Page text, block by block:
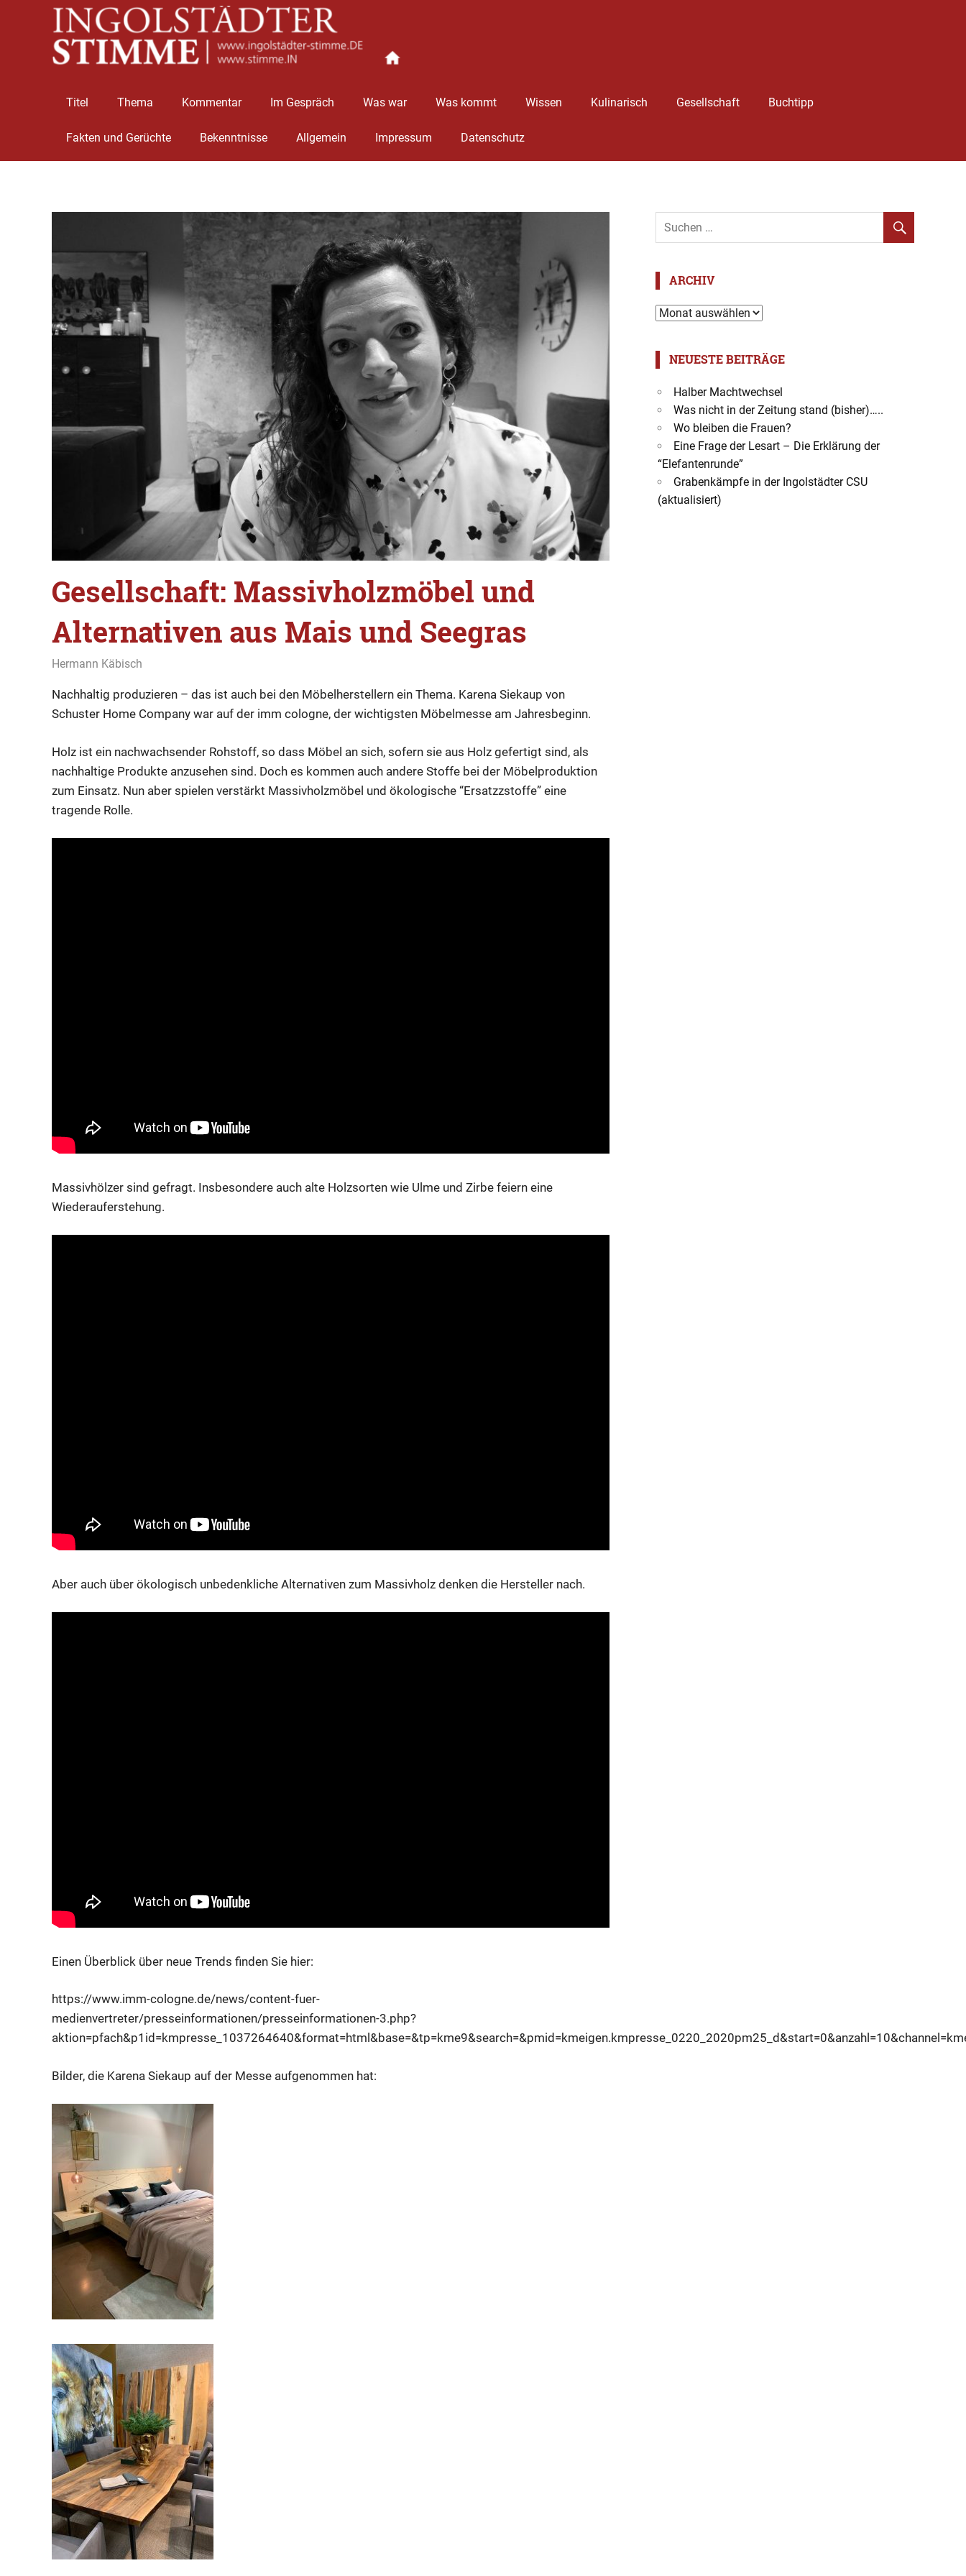
Titel Thema Kommentar Im Gespräch Was war Was kommt Wissen Kulinarisch Gesellschaft Buchtipp
Fakten und Gerüchte Bekenntnisse Allgemein Impressum Datenschutz
Gesellschaft: Massivholzmöbel und
Alternativen aus Mais und Seegras
26. Januar 2020
Hermann Käbisch
Nachhaltig produzieren – das ist auch bei den Möbelherstellern ein Thema. Karena Siekaup von
Schuster Home Company war auf der imm cologne, der wichtigsten Möbelmesse am Jahresbeginn.
Holz ist ein nachwachsender Rohstoff, so dass Möbel an sich, sofern sie aus Holz gefertigt sind, als
nachhaltige Produkte anzusehen sind. Doch es kommen auch andere Stoffe bei der Möbelproduktion
zum Einsatz. Nun aber spielen verstärkt Massivholzmöbel und ökologische “Ersatzzstoffe” eine
tragende Rolle.
Massivhölzer sind gefragt. Insbesondere auch alte Holzsorten wie Ulme und Zirbe feiern eine
Wiederauferstehung.
Aber auch über ökologisch unbedenkliche Alternativen zum Massivholz denken die Hersteller nach.
Einen Überblick über neue Trends finden Sie hier:
https://www.imm-cologne.de/news/content-fuer-
medienvertreter/presseinformationen/presseinformationen-3.php?
Bilder, die Karena Siekaup auf der Messe aufgenommen hat:
ARCHIV
Archiv
NEUESTE BEITRÄGE
Halber Machtwechsel
Was nicht in der Zeitung stand (bisher)…..
Wo bleiben die Frauen?
Eine Frage der Lesart – Die Erklärung der
“Elefantenrunde”
Grabenkämpfe in der Ingolstädter CSU
(aktualisiert)